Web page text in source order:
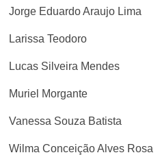
Jorge Eduardo Araujo Lima
Larissa Teodoro
Lucas Silveira Mendes
Muriel Morgante
Vanessa Souza Batista
Wilma Conceição Alves Rosa